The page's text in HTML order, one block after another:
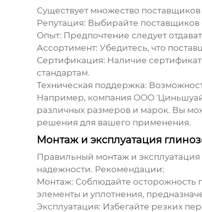
Существует множество поставщиков
Репутация: Выбирайте
Опыт: Предпочтение следует
Ассортимент: Убедитесь, что
Сертификация: Наличие
стандартам.
Техническая поддержка:
Например, компания ООО
различных размеров и марок. Вы
решения для вашего применения.
Монтаж и эксплуатация
Правильный монтаж и эксплуатация
надежности. Рекомендации:
Монтаж: Соблюдайте осторожность
элементы и уплотнения,
Эксплуатация: Избегайте резких